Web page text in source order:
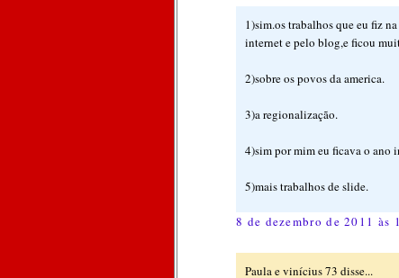
1)sim.os trabalhos que eu fiz
internet e pelo blog,e ficou
2)sobre os povos da america.
3)a regionalização.
4)sim por mim eu ficava o ano
5)mais trabalhos de slide.
8 de dezembro de 2011 às
Paula e vinícius 73 disse...